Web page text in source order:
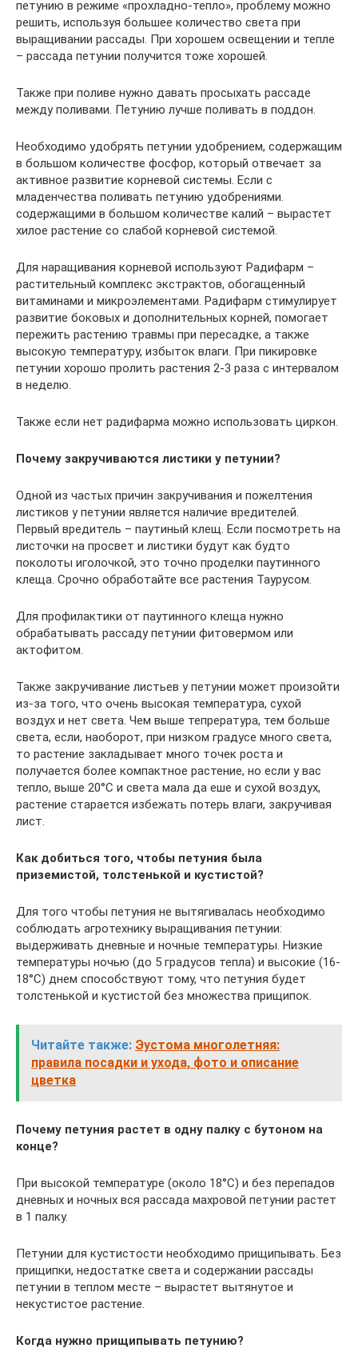
петунию в режиме «прохладно-тепло», проблему можно
решить, используя большее количество света при
выращивании рассады. При хорошем освещении и тепле
– рассада петунии получится тоже хорошей.
Также при поливе нужно давать просыхать рассаде
между поливами. Петунию лучше поливать в поддон.
Необходимо удобрять петунии удобрением, содержащим
в большом количестве фосфор, который отвечает за
активное развитие корневой системы. Если с
младенчества поливать петунию удобрениями.
содержащими в большом количестве калий – вырастет
хилое растение со слабой корневой системой.
Для наращивания корневой используют Радифарм –
растительный комплекс экстрактов, обогащенный
витаминами и микроэлементами. Радифарм стимулирует
развитие боковых и дополнительных корней, помогает
пережить растению травмы при пересадке, а также
высокую температуру, избыток влаги. При пикировке
петунии хорошо пролить растения 2-3 раза с интервалом
в неделю.
Также если нет радифарма можно использовать циркон.
Почему закручиваются листики у петунии?
Одной из частых причин закручивания и пожелтения
листиков у петунии является наличие вредителей.
Первый вредитель – паутиный клещ. Если посмотреть на
листочки на просвет и листики будут как будто
поколоты иголочкой, это точно проделки паутинного
клеща. Срочно обработайте все растения Таурусом.
Для профилактики от паутинного клеща нужно
обрабатывать рассаду петунии фитовермом или
актофитом.
Также закручивание листьев у петунии может произойти
из-за того, что очень высокая температура, сухой
воздух и нет света. Чем выше тепрература, тем больше
света, если, наоборот, при низком градусе много света,
то растение закладывает много точек роста и
получается более компактное растение, но если у вас
тепло, выше 20°C и света мала да еше и сухой воздух,
растение старается избежать потерь влаги, закручивая
лист.
Как добиться того, чтобы петуния была
приземистой, толстенькой и кустистой?
Для того чтобы петуния не вытягивалась необходимо
соблюдать агротехнику выращивания петунии:
выдерживать дневные и ночные температуры. Низкие
температуры ночью (до 5 градусов тепла) и высокие (16-
18°C) днем способствуют тому, что петуния будет
толстенькой и кустистой без множества прищипок.
Читайте также: Эустома многолетняя:
правила посадки и ухода, фото и описание
цветка
Почему петуния растет в одну палку с бутоном на
конце?
При высокой температуре (около 18°C) и без перепадов
дневных и ночных вся рассада махровой петунии растет
в 1 палку.
Петунии для кустистости необходимо прищипывать. Без
прищипки, недостатке света и содержании рассады
петунии в теплом месте – вырастет вытянутое и
некустистое растение.
Когда нужно прищипывать петунию?